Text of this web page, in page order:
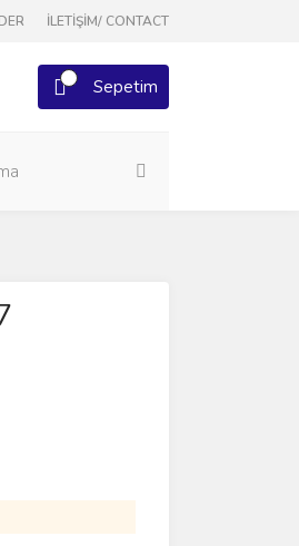
İLETİŞİM/ CONTACT
Sepetim